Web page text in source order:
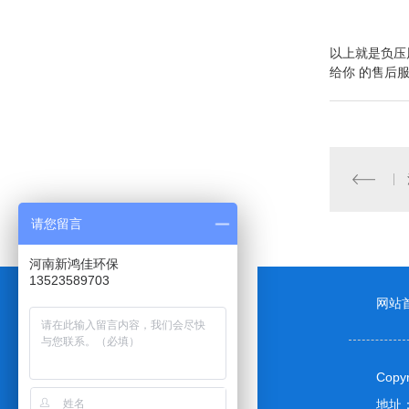
以上就是负
给你 的售后
关注 新鸿佳环保
网站
地址
请您留言
河南新鸿佳环保
13523589703